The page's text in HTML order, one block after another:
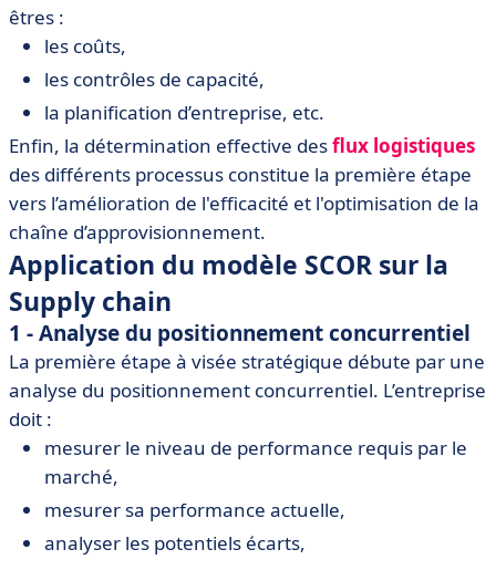
êtres :
les coûts,
les contrôles de capacité,
la planification d’entreprise, etc.
Enfin, la détermination effective desflux logistiques
des différents processus constitue la première étape
vers l’amélioration de l'efficacité et l'optimisation de la
chaîne d’approvisionnement.
Application du modèle SCOR sur la
Supply chain
1 - Analyse du positionnement concurrentiel
La première étape à visée stratégique débute par une
analyse du positionnement concurrentiel. L’entreprise
doit :
mesurer le niveau de performance requis par le
marché,
mesurer sa performance actuelle,
analyser les potentiels écarts,